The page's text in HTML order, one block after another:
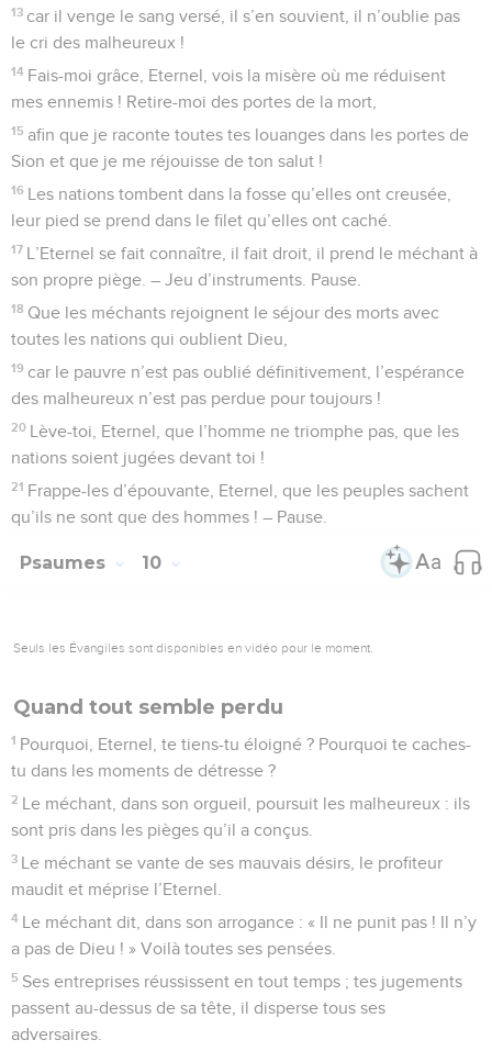
13 car il venge le sang versé, il s’en souvient, il n’oublie pas
le cri des malheureux !
14 Fais-moi grâce, Eternel, vois la misère où me réduisent
mes ennemis ! Retire-moi des portes de la mort,
15 afin que je raconte toutes tes louanges dans les portes de
Sion et que je me réjouisse de ton salut !
16 Les nations tombent dans la fosse qu’elles ont creusée,
leur pied se prend dans le filet qu’elles ont caché.
17 L’Eternel se fait connaître, il fait droit, il prend le méchant à
son propre piège. – Jeu d’instruments. Pause.
18 Que les méchants rejoignent le séjour des morts avec
toutes les nations qui oublient Dieu,
19 car le pauvre n’est pas oublié définitivement, l’espérance
des malheureux n’est pas perdue pour toujours !
20 Lève-toi, Eternel, que l’homme ne triomphe pas, que les
nations soient jugées devant toi !
21 Frappe-les d’épouvante, Eternel, que les peuples sachent
qu’ils ne sont que des hommes ! – Pause.
Psaumes 10
Seuls les Évangiles sont disponibles en vidéo pour le moment.
Quand tout semble perdu
1 Pourquoi, Eternel, te tiens-tu éloigné ? Pourquoi te caches-
tu dans les moments de détresse ?
2 Le méchant, dans son orgueil, poursuit les malheureux : ils
sont pris dans les pièges qu’il a conçus.
3 Le méchant se vante de ses mauvais désirs, le profiteur
maudit et méprise l’Eternel.
4 Le méchant dit, dans son arrogance : « Il ne punit pas ! Il n’y
a pas de Dieu ! » Voilà toutes ses pensées.
5 Ses entreprises réussissent en tout temps ; tes jugements
passent au-dessus de sa tête, il disperse tous ses
adversaires.